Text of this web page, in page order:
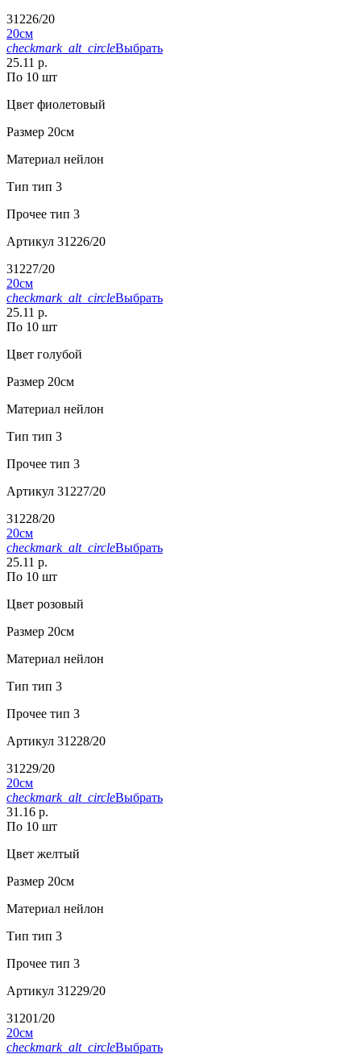
31226/20
20см
checkmark_alt_circleВыбрать
25.11 р.
По 10 шт
Цвет фиолетовый
Размер 20см
Материал нейлон
Тип тип 3
Прочее тип 3
Артикул 31226/20
31227/20
20см
checkmark_alt_circleВыбрать
25.11 р.
По 10 шт
Цвет голубой
Размер 20см
Материал нейлон
Тип тип 3
Прочее тип 3
Артикул 31227/20
31228/20
20см
checkmark_alt_circleВыбрать
25.11 р.
По 10 шт
Цвет розовый
Размер 20см
Материал нейлон
Тип тип 3
Прочее тип 3
Артикул 31228/20
31229/20
20см
checkmark_alt_circleВыбрать
31.16 р.
По 10 шт
Цвет желтый
Размер 20см
Материал нейлон
Тип тип 3
Прочее тип 3
Артикул 31229/20
31201/20
20см
checkmark_alt_circleВыбрать